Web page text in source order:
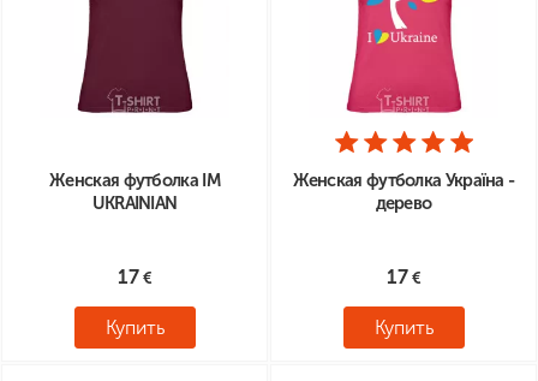
Женская футболка IM
UKRAINIAN
17
Купить
Женская футболка Україна -
дерево
17
Купить